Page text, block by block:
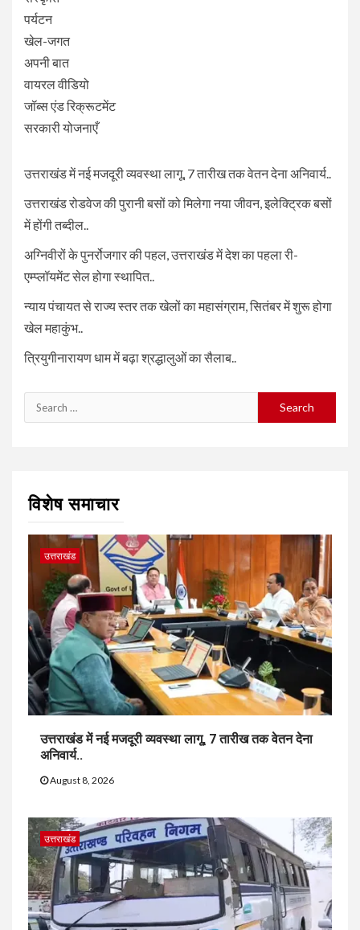
पर्यटन
खेल-जगत
अपनी बात
वायरल वीडियो
जॉब्स एंड रिक्रूटमेंट
सरकारी योजनाएँ
उत्तराखंड में नई मजदूरी व्यवस्था लागू, 7 तारीख तक वेतन देना अनिवार्य..
उत्तराखंड रोडवेज की पुरानी बसों को मिलेगा नया जीवन, इलेक्ट्रिक बसों
में होंगी तब्दील..
अग्निवीरों के पुनर्रोजगार की पहल, उत्तराखंड में देश का पहला री-
एम्प्लॉयमेंट सेल होगा स्थापित..
न्याय पंचायत से राज्य स्तर तक खेलों का महासंग्राम, सितंबर में शुरू होगा
खेल महाकुंभ..
त्रियुगीनारायण धाम में बढ़ा श्रद्धालुओं का सैलाब..
Search
for:
विशेष समाचार
उत्तराखंड
उत्तराखंड में नई मजदूरी व्यवस्था लागू, 7 तारीख तक वेतन देना
अनिवार्य..
August 8, 2026
उत्तराखंड